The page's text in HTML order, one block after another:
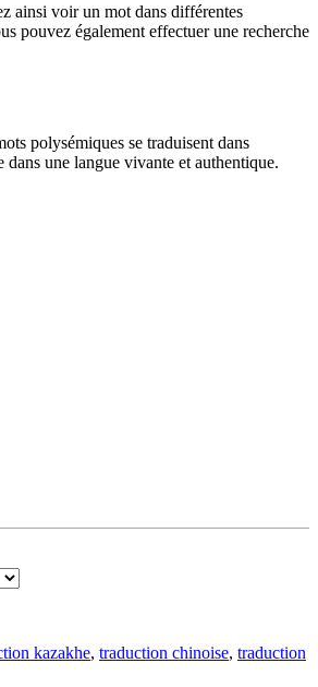
ainsi voir un mot dans différentes
pouvez également effectuer une recherche
polysémiques se traduisent dans
une langue vivante et authentique.
kazakhe, traduction chinoise, traduction